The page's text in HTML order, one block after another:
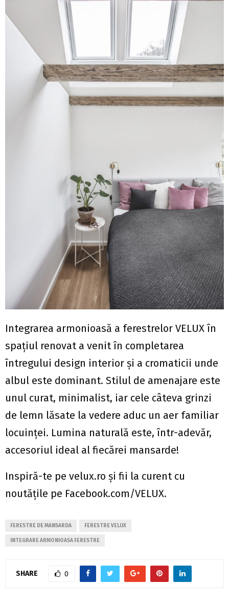
Integrarea armonioasă a ferestrelor VELUX în
spațiul renovat a venit în completarea
întregului design interior și a cromaticii unde
albul este dominant. Stilul de amenajare este
unul curat, minimalist, iar cele câteva grinzi
de lemn lăsate la vedere aduc un aer familiar
locuinței. Lumina naturală este, într-adevăr,
accesoriul ideal al fiecărei mansarde!
Inspiră-te pe velux.ro și fii la curent cu
noutățile pe Facebook.com/VELUX.
FERESTRE DE MANSARDA FERESTRE VELUX
INTEGRARE ARMONIOASA FERESTRE
SHARE 0